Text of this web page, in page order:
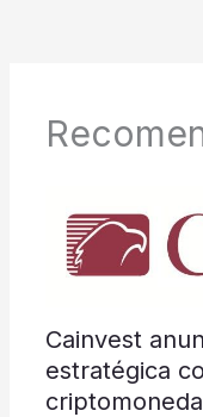
Cainvest
estratégica